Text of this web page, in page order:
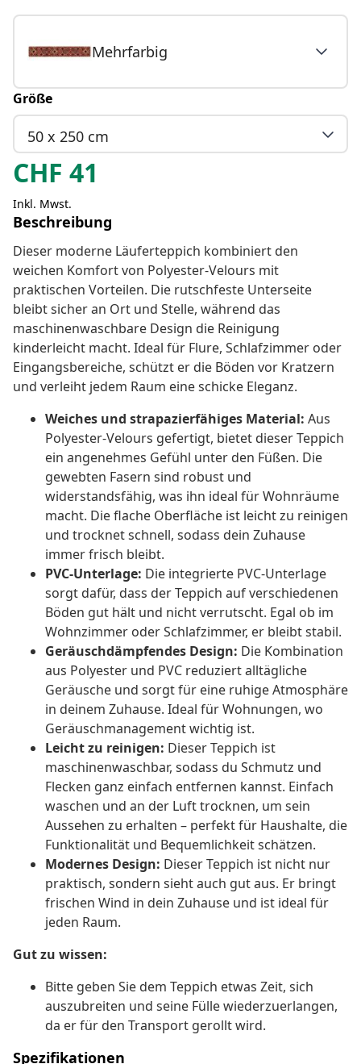
Mehrfarbig
Größe
50 x 250 cm
CHF 41
Inkl. Mwst.
Beschreibung
Dieser moderne Läuferteppich kombiniert den
weichen Komfort von Polyester-Velours mit
praktischen Vorteilen. Die rutschfeste Unterseite
bleibt sicher an Ort und Stelle, während das
maschinenwaschbare Design die Reinigung
kinderleicht macht. Ideal für Flure, Schlafzimmer oder
Eingangsbereiche, schützt er die Böden vor Kratzern
und verleiht jedem Raum eine schicke Eleganz.
Weiches und strapazierfähiges Material: Aus
Polyester-Velours gefertigt, bietet dieser Teppich
ein angenehmes Gefühl unter den Füßen. Die
gewebten Fasern sind robust und
widerstandsfähig, was ihn ideal für Wohnräume
macht. Die flache Oberfläche ist leicht zu reinigen
und trocknet schnell, sodass dein Zuhause
immer frisch bleibt.
PVC-Unterlage: Die integrierte PVC-Unterlage
sorgt dafür, dass der Teppich auf verschiedenen
Böden gut hält und nicht verrutscht. Egal ob im
Wohnzimmer oder Schlafzimmer, er bleibt stabil.
Geräuschdämpfendes Design: Die Kombination
aus Polyester und PVC reduziert alltägliche
Geräusche und sorgt für eine ruhige Atmosphäre
in deinem Zuhause. Ideal für Wohnungen, wo
Geräuschmanagement wichtig ist.
Leicht zu reinigen: Dieser Teppich ist
maschinenwaschbar, sodass du Schmutz und
Flecken ganz einfach entfernen kannst. Einfach
waschen und an der Luft trocknen, um sein
Aussehen zu erhalten – perfekt für Haushalte, die
Funktionalität und Bequemlichkeit schätzen.
Modernes Design: Dieser Teppich ist nicht nur
praktisch, sondern sieht auch gut aus. Er bringt
frischen Wind in dein Zuhause und ist ideal für
jeden Raum.
Gut zu wissen:
Bitte geben Sie dem Teppich etwas Zeit, sich
auszubreiten und seine Fülle wiederzuerlangen,
da er für den Transport gerollt wird.
Spezifikationen